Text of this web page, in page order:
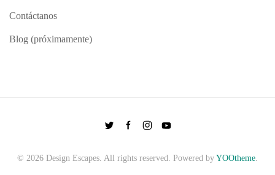
Contáctanos
Blog (próximamente)
© 2026 Design Escapes. All rights reserved. Powered by YOOtheme.